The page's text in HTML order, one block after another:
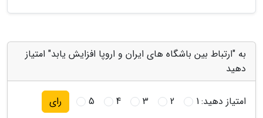
به "ارتباط بین باشگاه های ایران و اروپا افزایش یابد" امتیاز
دهید
امتیاز دهید:1
2
3
4
5 رای